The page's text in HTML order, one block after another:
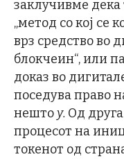
заклучивме дека
„метод со кој се
врз средство во
блокчеин“, или
доказ во
поседува право
нештоу. Од
процесот на
токенот од